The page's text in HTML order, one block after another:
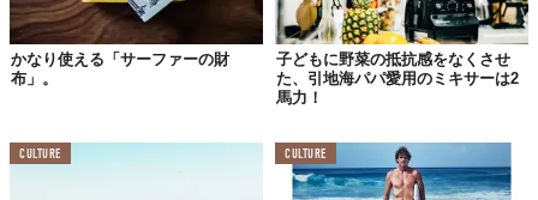
かなり使える「サーファーの財
布」。
子どもに野菜の抵抗感をなくさせ
た、引地海パパ愛用のミキサーは2
馬力！
CULTURE CULTURE